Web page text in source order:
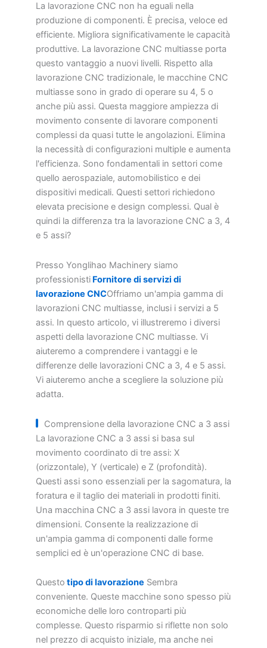
La lavorazione CNC non ha eguali nella
produzione di componenti. È precisa, veloce ed
efficiente. Migliora significativamente le capacità
produttive. La lavorazione CNC multiasse porta
questo vantaggio a nuovi livelli. Rispetto alla
lavorazione CNC tradizionale, le macchine CNC
multiasse sono in grado di operare su 4, 5 o
anche più assi. Questa maggiore ampiezza di
movimento consente di lavorare componenti
complessi da quasi tutte le angolazioni. Elimina
la necessità di configurazioni multiple e aumenta
l'efficienza. Sono fondamentali in settori come
quello aerospaziale, automobilistico e dei
dispositivi medicali. Questi settori richiedono
elevata precisione e design complessi. Qual è
quindi la differenza tra la lavorazione CNC a 3, 4
e 5 assi?
Presso Yonglihao Machinery siamo
professionisti Fornitore di servizi di
lavorazione CNCOffriamo un'ampia gamma di
lavorazioni CNC multiasse, inclusi i servizi a 5
assi. In questo articolo, vi illustreremo i diversi
aspetti della lavorazione CNC multiasse. Vi
aiuteremo a comprendere i vantaggi e le
differenze delle lavorazioni CNC a 3, 4 e 5 assi.
Vi aiuteremo anche a scegliere la soluzione più
adatta.
Comprensione della lavorazione CNC a 3 assi
La lavorazione CNC a 3 assi si basa sul
movimento coordinato di tre assi: X
(orizzontale), Y (verticale) e Z (profondità).
Questi assi sono essenziali per la sagomatura, la
foratura e il taglio dei materiali in prodotti finiti.
Una macchina CNC a 3 assi lavora in queste tre
dimensioni. Consente la realizzazione di
un'ampia gamma di componenti dalle forme
semplici ed è un'operazione CNC di base.
Questo tipo di lavorazione Sembra
conveniente. Queste macchine sono spesso più
economiche delle loro controparti più
complesse. Questo risparmio si riflette non solo
nel prezzo di acquisto iniziale, ma anche nei